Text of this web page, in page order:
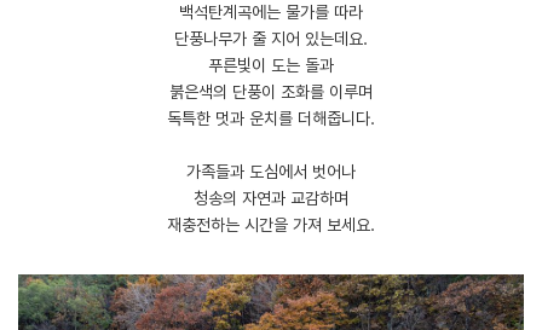
백석탄계곡에는 물가를 따라
단풍나무가 줄 지어 있는데요.
푸른빛이 도는 돌과
붉은색의 단풍이 조화를 이루며
독특한 멋과 운치를 더해줍니다.
​가족들과 도심에서 벗어나
청송의 자연과 교감하며
재충전하는 시간을 가져 보세요.